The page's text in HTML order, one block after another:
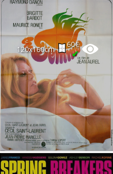
120x160cm
60€
✔